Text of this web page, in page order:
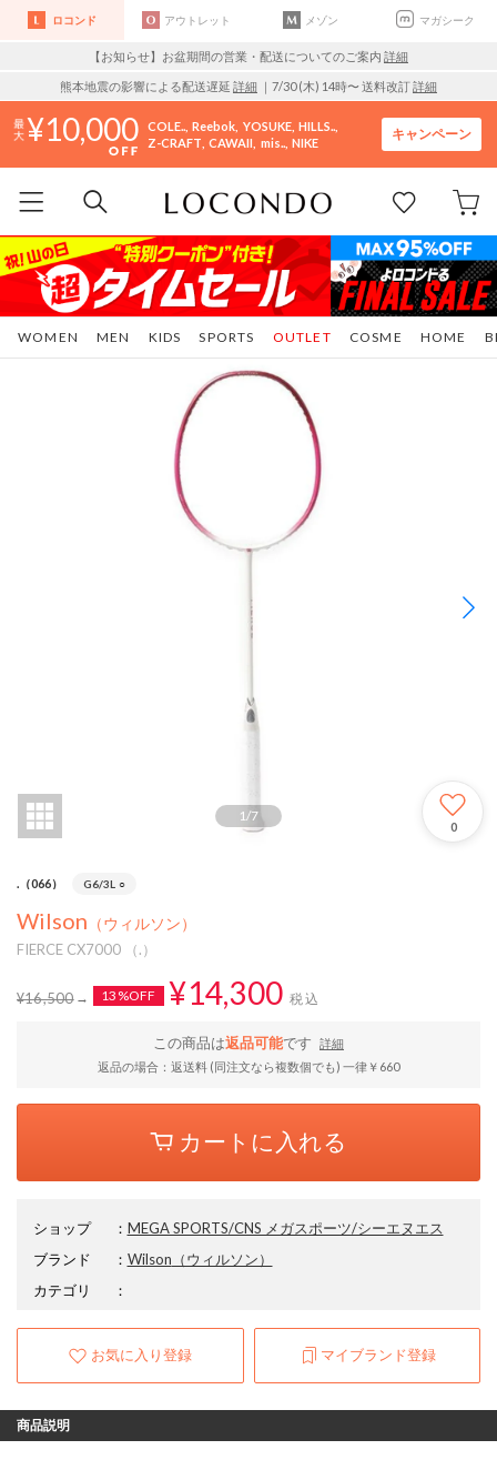
ロコンド アウトレット メゾン マガシーク
【お知らせ】お盆期間の営業・配送についてのご案内 詳細
熊本地震の影響による配送遅延 詳細 ｜7/30 (木) 14時〜 送料改訂詳細
10,000 COLE.. Reebok YOSUKE HILLS..
Z-CRAFT CAWAII mis.. NIKE
キャンペーン
WOMEN MEN KIDS SPORTS COSME HOME
OUTLET
1/7
0
.（066） G6/3L ○
Wilson （ウィルソン）
FIERCE CX7000 （.）
¥16,500 13%OFF ¥14,300 税込
この商品は返品可能です
詳細
返品の場合：返送料 (同注文なら複数個でも) 一律￥660
カートに入れる
ショップ ： MEGA SPORTS/CNS メガスポーツ/シーエヌエス
ブランド
： Wilson （ウィルソン）
カテゴリ
：
お気に入り登録 マイブランド登録
商品説明